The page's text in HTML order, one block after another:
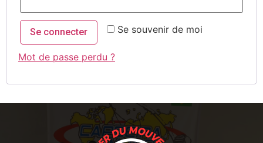
Se souvenir de moi
Se connecter
Mot de passe perdu ?